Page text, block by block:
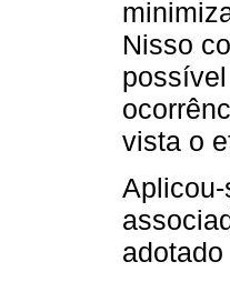
Nisso
vista o